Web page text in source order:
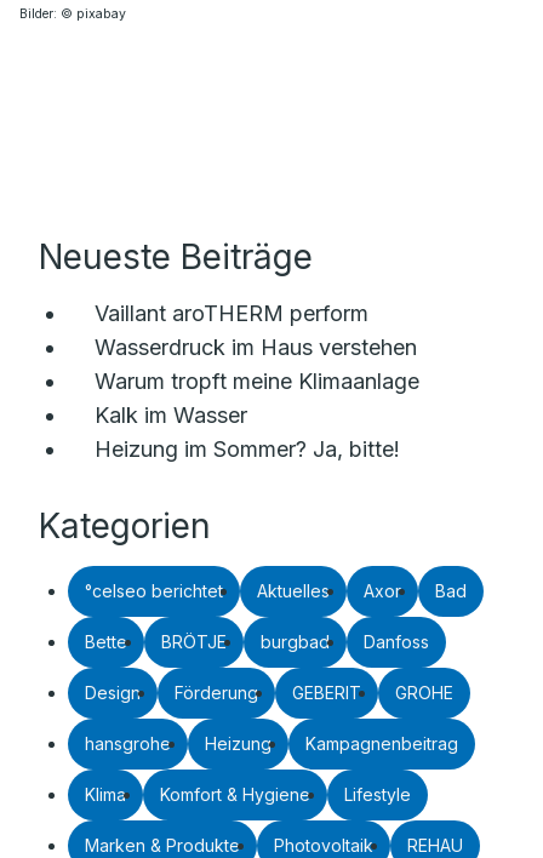
Bilder: © pixabay
Neueste Beiträge
Vaillant aroTHERM perform
Wasserdruck im Haus verstehen
Warum tropft meine Klimaanlage
Kalk im Wasser
Heizung im Sommer? Ja, bitte!
Kategorien
°celseo berichtet Aktuelles Axor Bad
Bette BRÖTJE burgbad Danfoss
Design Förderung GEBERIT GROHE
hansgrohe Heizung Kampagnenbeitrag
Klima Komfort & Hygiene Lifestyle
Marken & Produkte Photovoltaik REHAU